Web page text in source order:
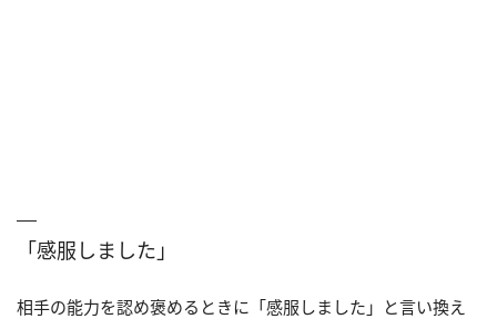
「感服しました」
相手の能力を認め褒めるときに「感服しました」と言い換え